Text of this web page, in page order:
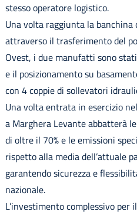
stesso operatore logistico.
Una volta raggiunta la banchina
attraverso il trasferimento del
Ovest, i due manufatti sono
e il posizionamento su
con 4 coppie di sollevatori
Una volta entrata in esercizio
a Marghera Levante abbatterà
di oltre il 70% e le emissioni
rispetto alla media dell’attuale
garantendo sicurezza e
nazionale.
L’investimento complessivo